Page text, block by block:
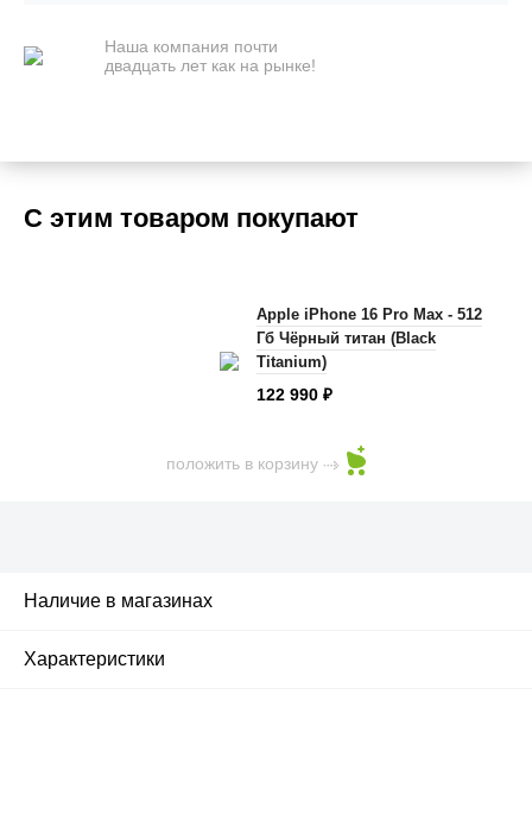
Наша компания почти
двадцать лет как на рынке!
С этим товаром покупают
Apple iPhone 16 Pro Max - 512
Гб Чёрный титан (Black
Titanium)
122 990 ₽
положить в корзину
Наличие в магазинах
Характеристики